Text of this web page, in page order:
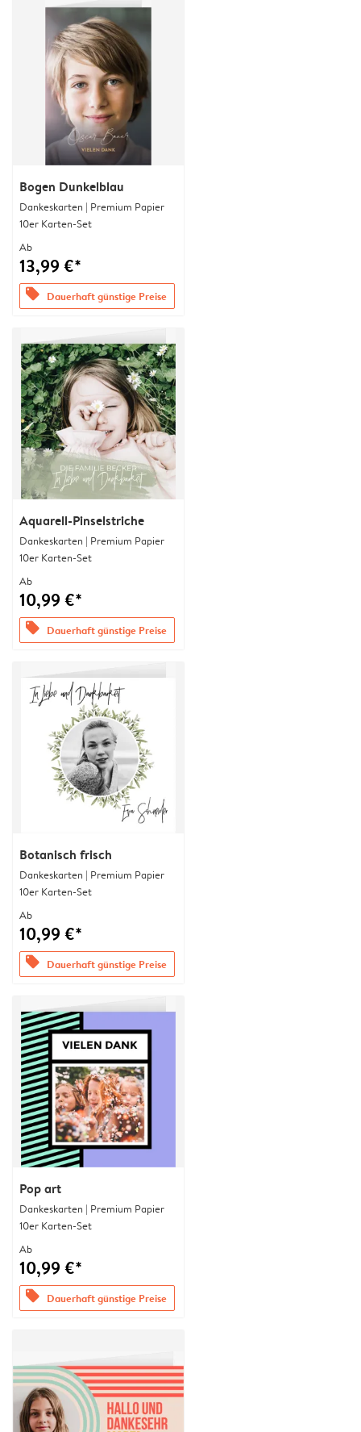
Bogen Dunkelblau
Dankeskarten | Premium Papier
10er Karten-Set
Ab
13,99 €*
offers Dauerhaft günstige Preise
Aquarell-Pinselstriche
Dankeskarten | Premium Papier
10er Karten-Set
Ab
10,99 €*
offers Dauerhaft günstige Preise
Botanisch frisch
Dankeskarten | Premium Papier
10er Karten-Set
Ab
10,99 €*
offers Dauerhaft günstige Preise
Pop art
Dankeskarten | Premium Papier
10er Karten-Set
Ab
10,99 €*
offers Dauerhaft günstige Preise